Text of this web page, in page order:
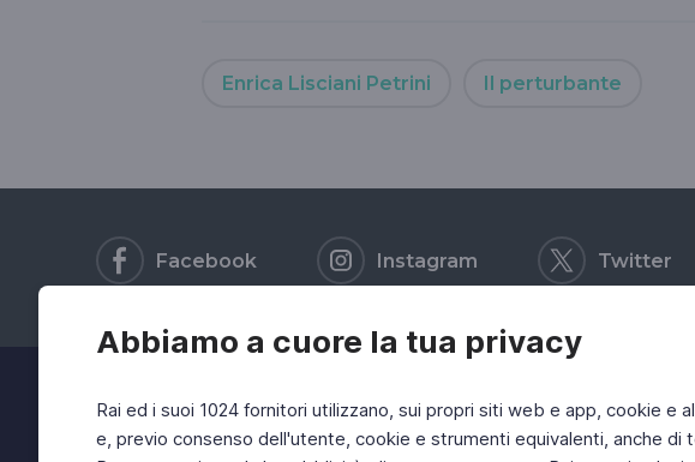
Abbiamo a cuore la tua privacy
Rai ed i suoi 1024 fornitori utilizzano, sui propri siti web e app, cookie e
e, previo consenso dell'utente, cookie e strumenti equivalenti, anche
Enrica Lisciani Petrini Il perturbante
Facebook Instagram Twitter